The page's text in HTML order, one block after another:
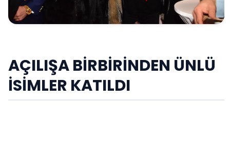
AÇILIŞA BİRBİRİNDEN ÜNLÜ
İSİMLER KATILDI